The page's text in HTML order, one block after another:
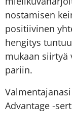
nostamisen
positiivinen
hengitys
mukaan siirtyä
pariin.
Advantage -